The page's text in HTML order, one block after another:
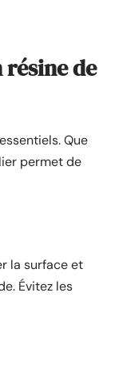
de
Que
permet de
la surface et
Évitez les